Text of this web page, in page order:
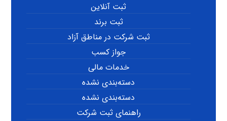
ثبت آنلاین
ثبت برند
ثبت شرکت در مناطق آزاد
جواز کسب
خدمات مالی
دسته‌بندی نشده
دسته‌بندی نشده
راهنمای ثبت شرکت